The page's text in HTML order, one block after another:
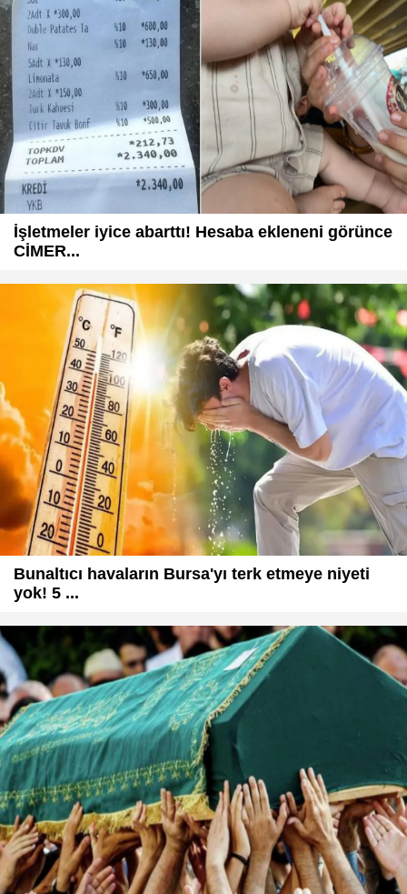
İşletmeler iyice abarttı! Hesaba ekleneni görünce
CİMER...
Bunaltıcı havaların Bursa'yı terk etmeye niyeti
yok! 5 ...